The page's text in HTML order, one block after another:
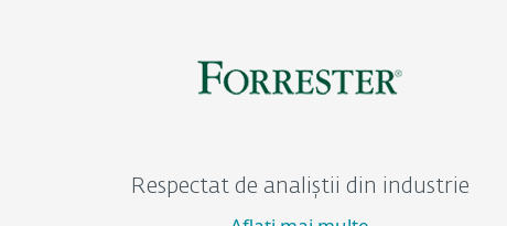
Respectat de analiștii din industrie